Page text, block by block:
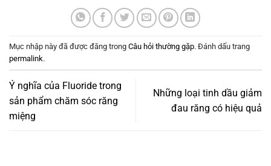
Mục nhập này đã được đăng trong Câu hỏi thường gặp. Đánh dấu trang
permalink.
Ý nghĩa của Fluoride trong
sản phẩm chăm sóc răng
miệng
Những loại tinh dầu giảm
đau răng có hiệu quả